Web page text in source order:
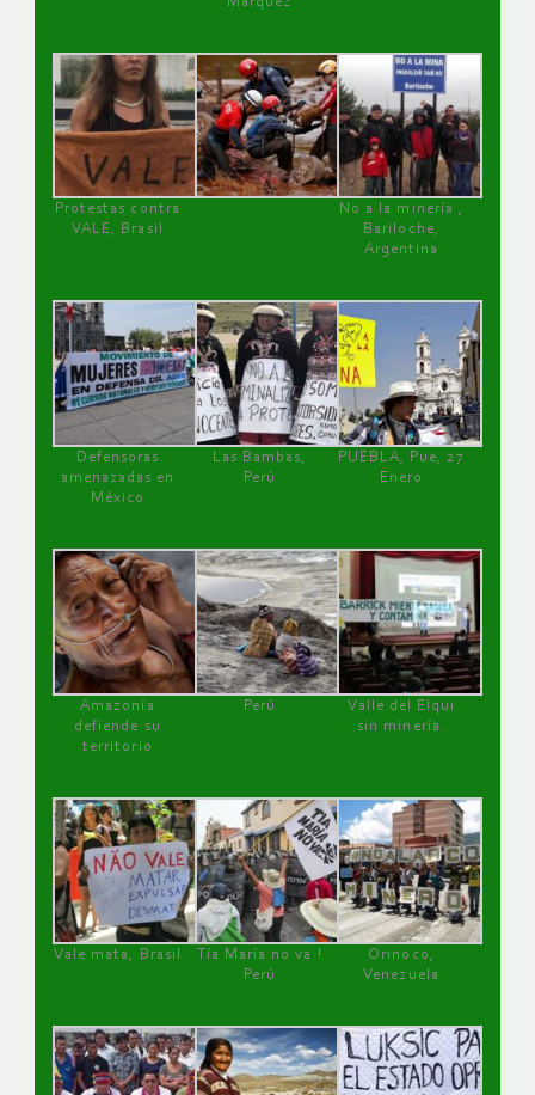
Protestas contra
VALE, Brasil
No a la minería ,
Bariloche,
Argentina
Defensoras
amenazadas en
México
Las Bambas,
Perú
PUEBLA, Pue, 27
Enero
Amazonía
defiende su
territorio
Perú
Valle del Elqui
sin minería.
Vale mata, Brasil
Tía María no va !
Perú
Orinoco,
Venezuela